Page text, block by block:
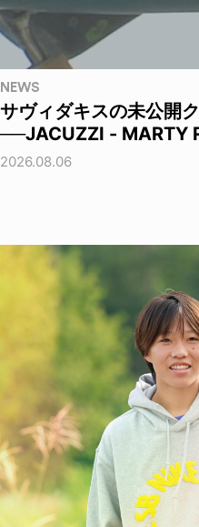
NEWS
サヴィダキスの未公開
──JACUZZI - MARTY
2026.08.06